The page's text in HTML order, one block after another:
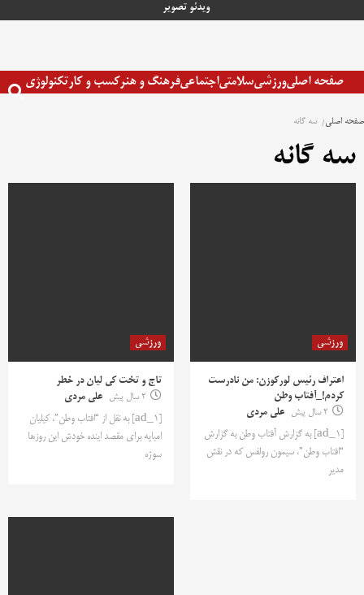
ویدئو تصویر
صفحه اصلیورزشیسلامتیاجتماعیفرهنگ و هنرکسب و کارتکنولوژی
صفحه اصلی سه گانه
سه گانه
ورزشی
اعتراف رئیس لورکوزن: من نادرست
کردم!_آفتاب وطن
2 سال پیش
علی مردی
[ad_1] به گزارش آفتاب وطن به گزارش
“افتاب وطن”، سیمون رولفس که در نقش
مدیر
ورزشی
تاج و تخت کی لیان در خطر
2 سال پیش
علی مردی
[ad_1] به نقل از “افتاب وطن”، کیلیان
امباپه برای مقصد اینده خودش این روزها
سوژه